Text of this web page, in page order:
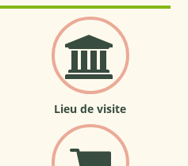
Lieu de visite